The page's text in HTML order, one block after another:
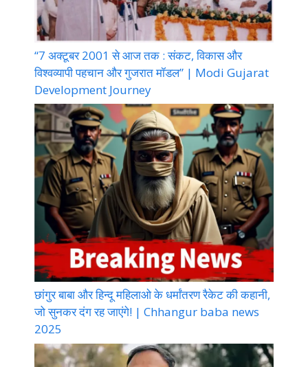
“7 अक्टूबर 2001 से आज तक : संकट, विकास और
विश्वव्यापी पहचान और गुजरात मॉडल” | Modi Gujarat
Development Journey
छांगुर बाबा और हिन्दू महिलाओ के धर्मांतरण रैकेट की कहानी,
जो सुनकर दंग रह जाएंगे! | Chhangur baba news
2025